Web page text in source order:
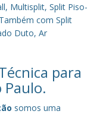
Multisplit, Split Piso-
com Split
Duto, Ar
para
Paulo.
somos uma